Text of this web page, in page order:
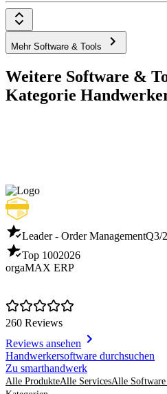
Mehr Software & Tools
Weitere Software &
Kategorie
Leader - Order ManagementQ3/
Top 1002026
orgaMAX ERP
260 Reviews
Reviews ansehen
Item
1
of
Handwerkersoftware durchsuchen
Zu smarthandwerk
Alle ProdukteAlle ServicesAlle